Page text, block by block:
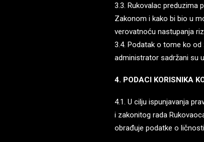
3.3. Rukovalac preduzima
Zakonom i kako bi bio u
verovatnoću nastupanja
3.4. Podatak o tome ko
administrator sadržani su
4. PODACI KORISNIKA
4.1. U cilju ispunjavanja
i zakonitog rada
obrađuje podatke o